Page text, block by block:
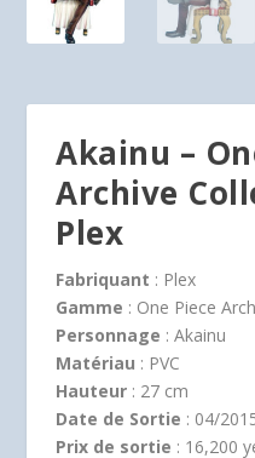
Akainu –
Archive
Plex
Fabriquant : Plex
Gamme : One Piece
Personnage : Akainu
Matériau : PVC
Hauteur : 27 cm
Date de Sortie : 04/
Prix de sortie : 16,200